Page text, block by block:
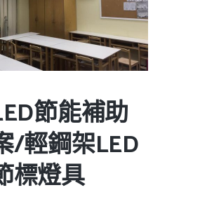
節能補助
/輕鋼架LED
標燈具